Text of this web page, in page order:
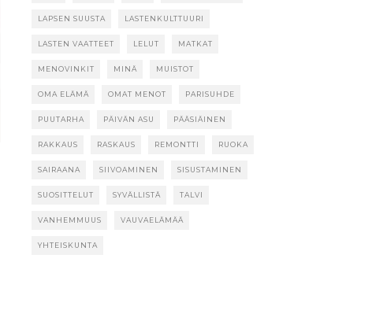
LAPSEN SUUSTA LASTENKULTTUURI
LASTEN VAATTEET LELUT MATKAT
MENOVINKIT MINÄ MUISTOT
OMA ELÄMÄ OMAT MENOT PARISUHDE
PUUTARHA PÄIVÄN ASU PÄÄSIÄINEN
RAKKAUS RASKAUS REMONTTI RUOKA
SAIRAANA SIIVOAMINEN SISUSTAMINEN
SUOSITTELUT SYVÄLLISTÄ TALVI
VANHEMMUUS VAUVAELÄMÄÄ
YHTEISKUNTA